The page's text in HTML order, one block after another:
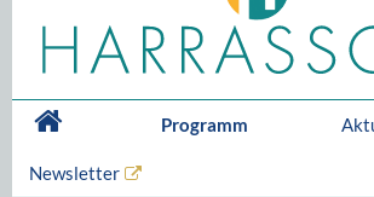
Programm
Newsletter